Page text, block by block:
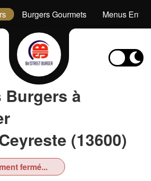
Burgers Gourmets Menus Enfant
Burgers à
(13600)
fermé...